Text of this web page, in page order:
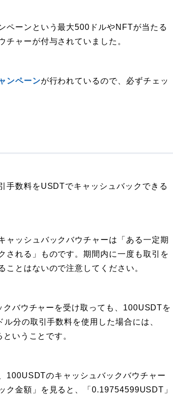
ペーンという最大500ドルやNFTが当たる
チャーが付与されていました。
ンペーンが行われているので、必ずチェッ
手数料をUSDTでキャッシュバックできる
ャッシュバックバウチャーは「ある一定期
される」ものです。期間内に一度も取引を
ことはないので注意してください。
バウチャーを受け取っても、100USDTを
分の取引手数料を使用した場合には、
いうことです。
100USDTのキャッシュバックバウチャー
ク金額」を見ると、「0.19754599USDT」